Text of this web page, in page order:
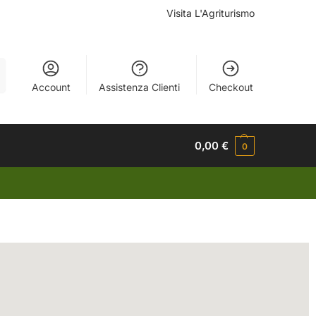
Visita L'Agriturismo
Account Assistenza Clienti Checkout
0,00€ 0